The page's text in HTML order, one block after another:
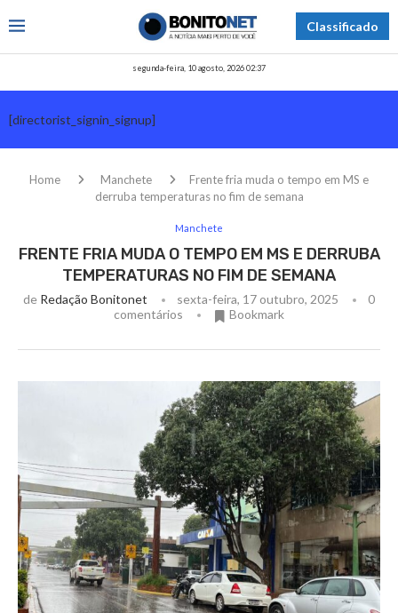
Classificado
segunda-feira, 10 agosto, 2026 02:37
[directorist_signin_signup]
Home Manchete
Frente fria muda o tempo em MS e
derruba temperaturas no fim de semana
Manchete
FRENTE FRIA MUDA O TEMPO EM MS E DERRUBA
TEMPERATURAS NO FIM DE SEMANA
de Redação Bonitonet sexta-feira, 17 outubro, 2025
0
comentários
Bookmark